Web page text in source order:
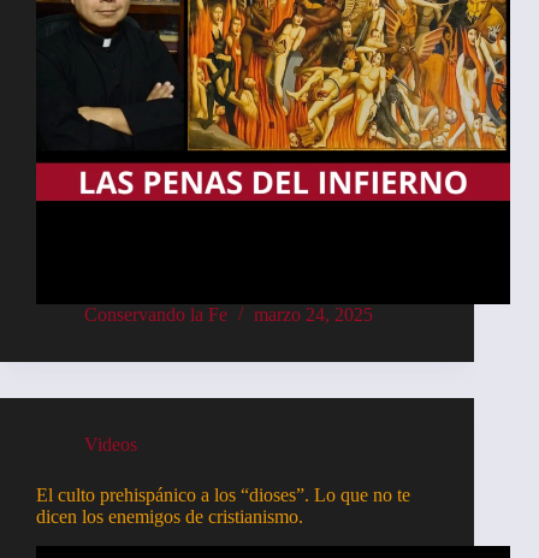
Conservando la Fe marzo 24, 2025
Videos
El culto prehispánico a los “dioses”. Lo que no te
dicen los enemigos de cristianismo.